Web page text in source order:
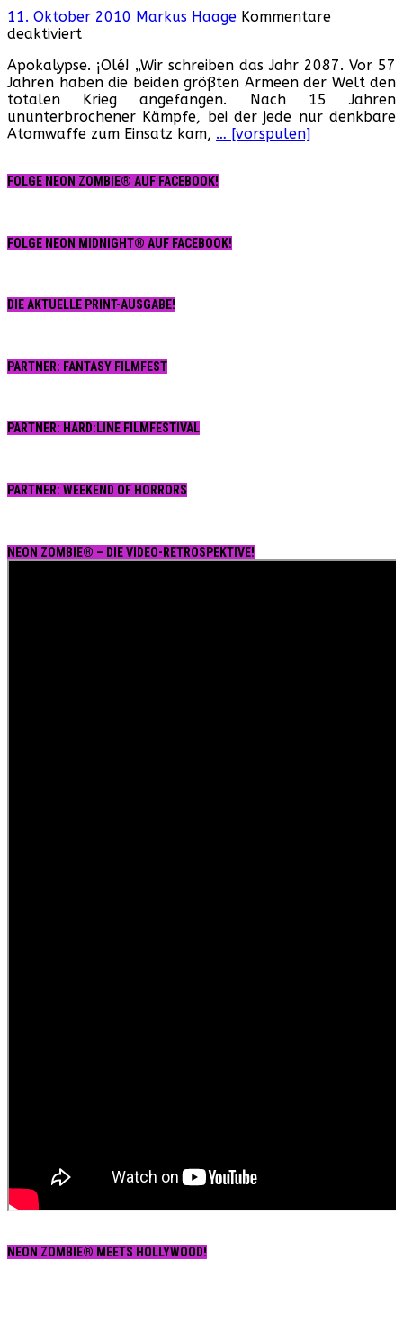
11. Oktober 2010 Markus Haage Kommentare
deaktiviertfür
World
–
Die
letzte
Kolonie
1987)
Apokalypse. ¡Olé! „Wir schreiben das Jahr 2087. Vor 57
Jahren haben die beiden größten Armeen der Welt den
totalen Krieg angefangen. Nach 15 Jahren
ununterbrochener Kämpfe, bei der jede nur denkbare
Atomwaffe zum Einsatz kam, … [vorspulen]
FOLGE NEON ZOMBIE® AUF FACEBOOK!
FOLGE NEON MIDNIGHT® AUF FACEBOOK!
DIE AKTUELLE PRINT-AUSGABE!
PARTNER: FANTASY FILMFEST
PARTNER: HARD:LINE FILMFESTIVAL
PARTNER: WEEKEND OF HORRORS
NEON ZOMBIE® – DIE VIDEO-RETROSPEKTIVE!
NEON ZOMBIE® MEETS HOLLYWOOD!